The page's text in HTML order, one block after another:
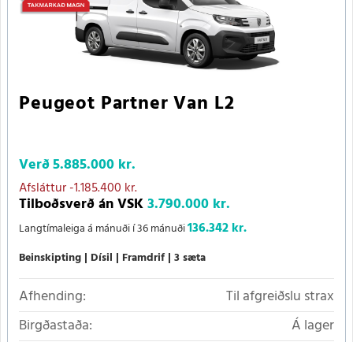
Peugeot Partner Van L2
Verð5.885.000 kr.
Afsláttur-1.185.400 kr.
Tilboðsverð án VSK3.790.000 kr.
Langtímaleiga á mánuði í 36 mánuði136.342 kr.
Beinskipting Dísil Framdrif 3 sæta
Afhending:
Til afgreiðslu strax
Birgðastaða:
Á lager